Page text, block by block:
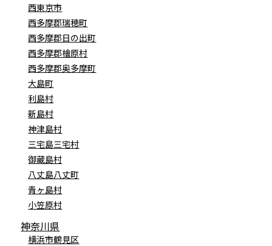
西東京市
西多摩郡瑞穂町
西多摩郡日の出町
西多摩郡檜原村
西多摩郡奥多摩町
大島町
利島村
新島村
神津島村
三宅島三宅村
御蔵島村
八丈島八丈町
青ヶ島村
小笠原村
神奈川県
横浜市鶴見区